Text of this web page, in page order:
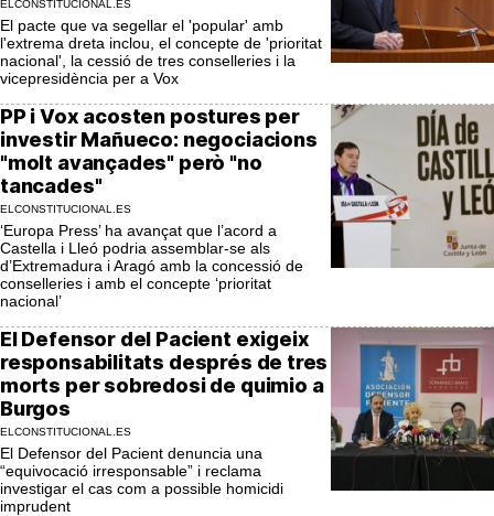
ELCONSTITUCIONAL.ES
El pacte que va segellar el 'popular' amb
l'extrema dreta inclou, el concepte de 'prioritat
nacional', la cessió de tres conselleries i la
vicepresidència per a Vox
PP i Vox acosten postures per
investir Mañueco: negociacions
"molt avançades" però "no
tancades"
ELCONSTITUCIONAL.ES
‘Europa Press’ ha avançat que l’acord a
Castella i Lleó podria assemblar-se als
d’Extremadura i Aragó amb la concessió de
conselleries i amb el concepte ‘prioritat
nacional’
El Defensor del Pacient exigeix
responsabilitats després de tres
morts per sobredosi de quimio a
Burgos
ELCONSTITUCIONAL.ES
El Defensor del Pacient denuncia una
“equivocació irresponsable” i reclama
investigar el cas com a possible homicidi
imprudent